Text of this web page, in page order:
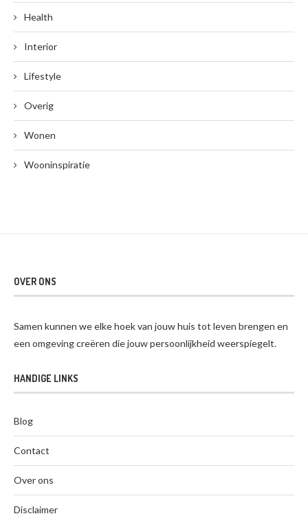
Health
Interior
Lifestyle
Overig
Wonen
Wooninspiratie
OVER ONS
Samen kunnen we elke hoek van jouw huis tot leven brengen en
een omgeving creëren die jouw persoonlijkheid weerspiegelt.
HANDIGE LINKS
Blog
Contact
Over ons
Disclaimer